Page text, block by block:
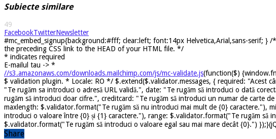
Subiecte similare
49
FacebookTwitterNewsletter
#mc_embed_signup{background:#fff; clear:left; font:14px Helvetica,Arial,sans-serif; }
the preceding CSS link to the HEAD of your HTML file. */
* indicates required
E-mailul tau -> *
//s3.amazonaws.com/downloads.mailchimp.com/js/mc-validate.js(function($)
$ validation plugin. * Locale: RO */ $.extend($.validator.messages, { required: "Acest
"Te rugăm sa introduci o adresă URL validă.", date: "Te rugăm să introduci o dată
rugăm să introduci doar cifre.", creditcard: "Te rugăm să introduci un numar de carte
maxlength: $.validator.format("Te rugăm să nu introduci mai mult de {0} caractere."),
introduci o valoare între {0} și {1} caractere."), range: $.validator.format("Te rugăm să
$.validator.format("Te rugăm să introduci o valoare egal sau mai mare decât {0}.")
Share